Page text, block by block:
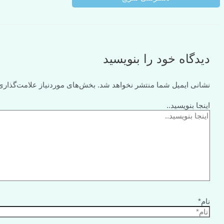
دیدگاه‌ خود را بنویسید
نشانی ایمیل شما منتشر نخواهد شد. بخش‌های موردنیاز
اینجا بنویسید..
نام*